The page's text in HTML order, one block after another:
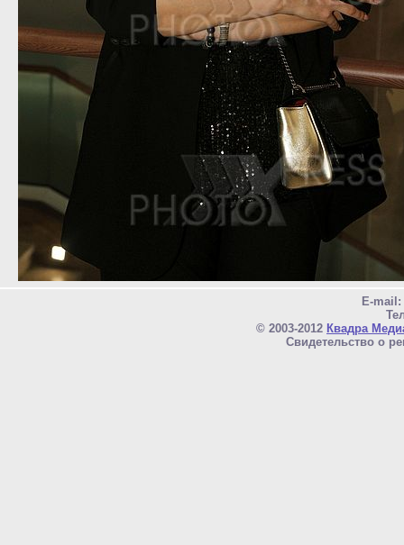
E-mail:
© 2003-2012 Квадра
Свидетельство о